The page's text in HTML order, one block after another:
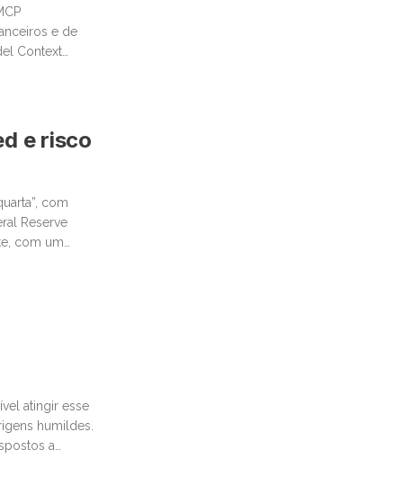
e de
Context
e risco
com
Reserve
com um
atingir esse
humildes.
a